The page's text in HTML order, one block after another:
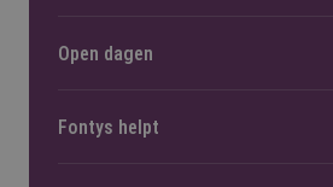
Open dagen
Fontys helpt